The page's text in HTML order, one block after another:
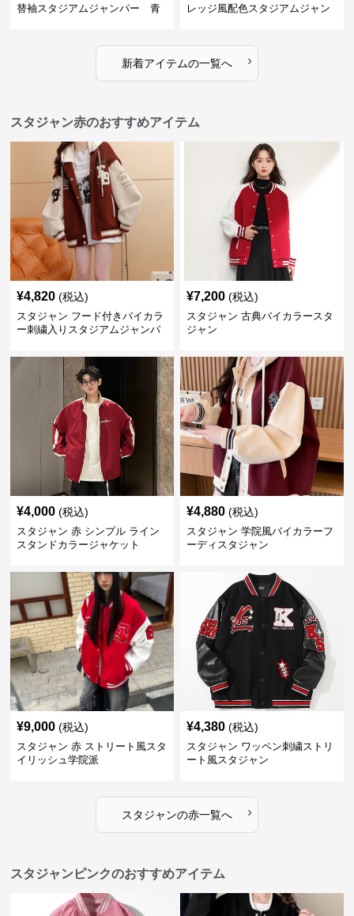
替袖スタジアムジャンパー 青
レッジ風配色スタジアムジャン
新着アイテムの一覧へ ›
スタジャン赤のおすすめアイテム
¥4,820 (税込)
スタジャン フード付きバイカラ
ー刺繍入りスタジアムジャンパ
¥7,200 (税込)
スタジャン 古典バイカラースタ
ジャン
¥4,000 (税込)
スタジャン 赤 シンプル ライン
スタンドカラージャケット
¥4,880 (税込)
スタジャン 学院風バイカラーフ
ーディスタジャン
¥9,000 (税込)
スタジャン 赤 ストリート風スタ
イリッシュ学院派
¥4,380 (税込)
スタジャン ワッペン刺繍ストリ
ート風スタジャン
スタジャンの赤一覧へ ›
スタジャンピンクのおすすめアイテム